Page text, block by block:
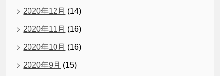
2020年12月 (14)
2020年11月 (16)
2020年10月 (16)
2020年9月 (15)